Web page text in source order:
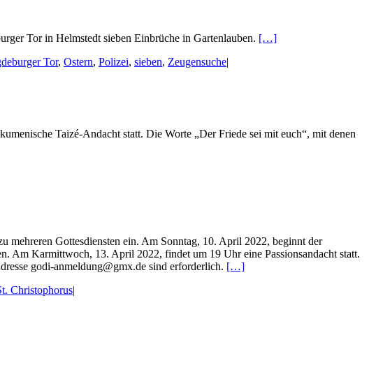
Tor in Helmstedt sieben Einbrüche in Gartenlauben. […]
Tor, Ostern, Polizei, sieben, Zeugensuche|
Taizé-Andacht statt. Die Worte „Der Friede sei mit euch“, mit denen
mehreren Gottesdiensten ein. Am Sonntag, 10. April 2022, beginnt der
Am Karmittwoch, 13. April 2022, findet um 19 Uhr eine Passionsandacht statt.
godi-anmeldung@gmx.de sind erforderlich. […]
Christophorus|